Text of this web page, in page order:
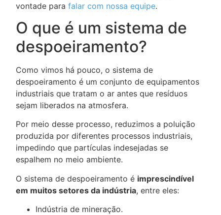
vontade para falar com nossa equipe.
O que é um sistema de
despoeiramento?
Como vimos há pouco, o sistema de
despoeiramento é um conjunto de equipamentos
industriais que tratam o ar antes que resíduos
sejam liberados na atmosfera.
Por meio desse processo, reduzimos a poluição
produzida por diferentes processos industriais,
impedindo que partículas indesejadas se
espalhem no meio ambiente.
O sistema de despoeiramento é imprescindível
em muitos setores da indústria, entre eles:
Indústria de mineração.